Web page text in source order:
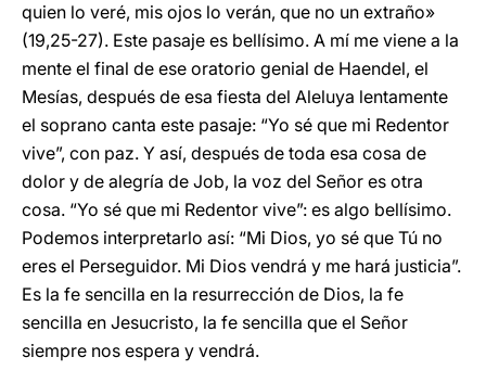
quien lo veré, mis ojos lo verán, que no un extraño»
(19,25-27). Este pasaje es bellísimo. A mí me viene a la
mente el final de ese oratorio genial de Haendel, el
Mesías, después de esa fiesta del Aleluya lentamente
el soprano canta este pasaje: “Yo sé que mi Redentor
vive”, con paz. Y así, después de toda esa cosa de
dolor y de alegría de Job, la voz del Señor es otra
cosa. “Yo sé que mi Redentor vive”: es algo bellísimo.
Podemos interpretarlo así: “Mi Dios, yo sé que Tú no
eres el Perseguidor. Mi Dios vendrá y me hará justicia”.
Es la fe sencilla en la resurrección de Dios, la fe
sencilla en Jesucristo, la fe sencilla que el Señor
siempre nos espera y vendrá.